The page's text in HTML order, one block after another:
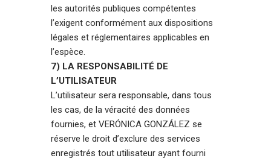
les autorités publiques compétentes
l’exigent conformément aux dispositions
légales et réglementaires applicables en
l’espèce.
7) LA RESPONSABILITÉ DE
L’UTILISATEUR
L’utilisateur sera responsable, dans tous
les cas, de la véracité des données
fournies, et VERÓNICA GONZÁLEZ se
réserve le droit d’exclure des services
enregistrés tout utilisateur ayant fourni